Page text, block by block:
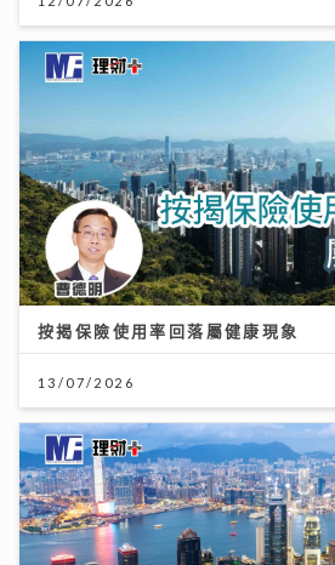
按揭保險使用率回落屬健康現象
13/07/2026